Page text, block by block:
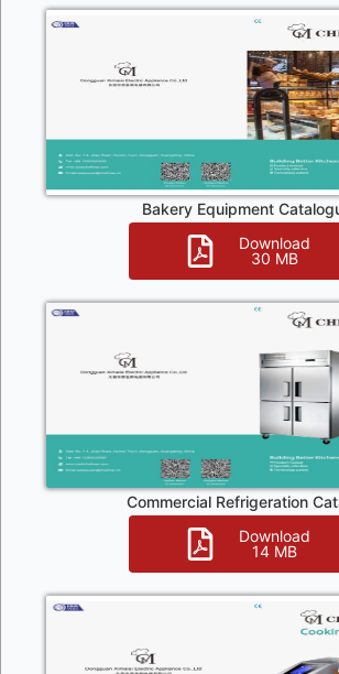
Bakery Equipment
Download
30 MB
Commercial Refrigeration
Download
14 MB